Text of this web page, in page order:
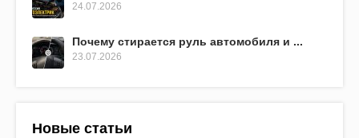
24.07.2026
Почему стирается руль автомобиля и ...
23.07.2026
Новые статьи